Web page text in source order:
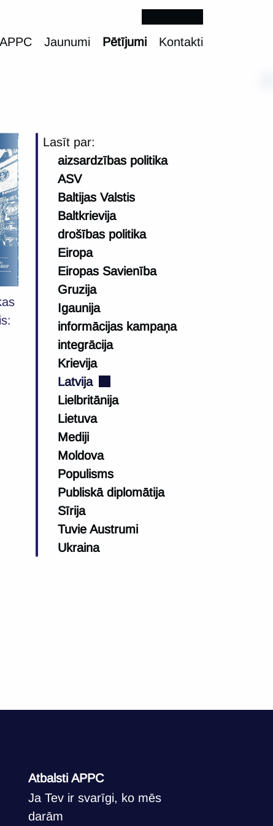
Jaunumi Pētījumi Kontakti
Lasīt par:
aizsardzības politika
ASV
Baltijas Valstis
Baltkrievija
drošības politika
Eiropa
Eiropas Savienība
Gruzija
Igaunija
informācijas kampaņa
integrācija
Krievija
Latvija
Lielbritānija
Lietuva
Mediji
Moldova
Populisms
Publiskā diplomātija
Sīrija
Tuvie Austrumi
Ukraina
Atbalsti APPC
Ja Tev ir svarīgi, ko mēs
darām